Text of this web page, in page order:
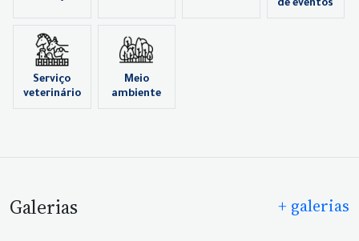
de eventos
Serviço
veterinário
Meio
ambiente
Galerias + galerias